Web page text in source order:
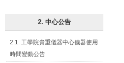
2. 中心公告
2.1. 工學院貴重儀器中心儀器使用
時間變動公告